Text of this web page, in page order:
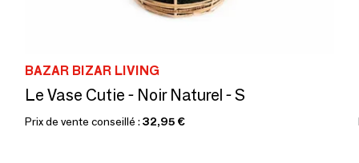
BAZAR BIZAR LIVING
Le Vase Cutie - Noir Naturel - S
Prix de vente conseillé : 32,95 €